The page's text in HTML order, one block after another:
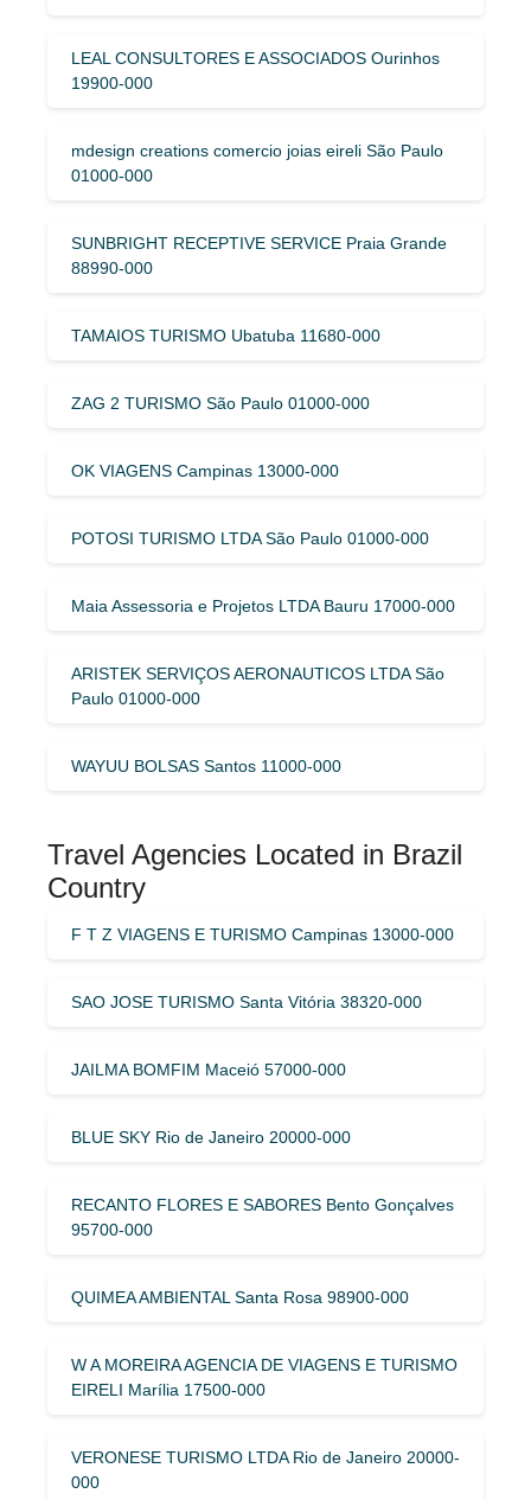
LEAL CONSULTORES E ASSOCIADOS Ourinhos
19900-000
mdesign creations comercio joias eireli São Paulo
01000-000
SUNBRIGHT RECEPTIVE SERVICE Praia Grande
88990-000
TAMAIOS TURISMO Ubatuba 11680-000
ZAG 2 TURISMO São Paulo 01000-000
OK VIAGENS Campinas 13000-000
POTOSI TURISMO LTDA São Paulo 01000-000
Maia Assessoria e Projetos LTDA Bauru 17000-000
ARISTEK SERVIÇOS AERONAUTICOS LTDA São
Paulo 01000-000
WAYUU BOLSAS Santos 11000-000
Travel Agencies Located in Brazil
Country
F T Z VIAGENS E TURISMO Campinas 13000-000
SAO JOSE TURISMO Santa Vitória 38320-000
JAILMA BOMFIM Maceió 57000-000
BLUE SKY Rio de Janeiro 20000-000
RECANTO FLORES E SABORES Bento Gonçalves
95700-000
QUIMEA AMBIENTAL Santa Rosa 98900-000
W A MOREIRA AGENCIA DE VIAGENS E TURISMO
EIRELI Marília 17500-000
VERONESE TURISMO LTDA Rio de Janeiro 20000-
000